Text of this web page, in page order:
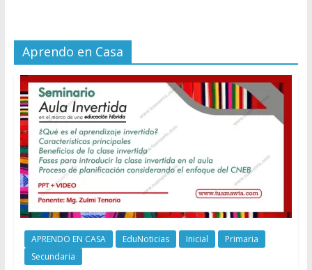
Aprendo en Casa
APRENDO EN CASA EduNoticias Inicial
Primaria
Secundaria